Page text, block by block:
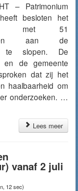
– Patrimonium
besloten het
met 51
aan de
te slopen. De
en de gemeente
dat zij het
haalbaarheid om
onderzoeken. …
Lees meer
vanaf 2 juli
12 sec)